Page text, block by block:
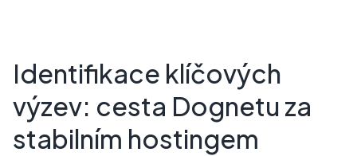
Identifikace klíčových
výzev: cesta Dognetu za
stabilním hostingem